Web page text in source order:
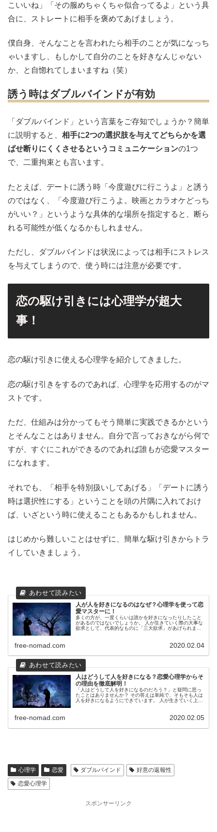
こいいね」「その服めちゃくちゃ似合ってるよ」という具
合に、ストレートに相手を褒めてあげましょう。
僕自身、そんなことを言われたら相手のことが気になっち
ゃいますし、もしかして自分のことを好きなんじゃない
か、と自惚れてしまいますね（笑）
誘う時はダブルバインドが有効
「ダブルバインド」という言葉をご存知でしょうか？簡単
に説明すると、 相手に2つの選択肢を与えてどちらかを選
ばせ断りにくくさせるというコミュニケーションの1つ
で、二重拘束とも言います。
たとえば、デートに誘う時「今度遊びに行こうよ」と誘う
のではなく、「今度遊び行こうよ。映画とカラオケどっち
がいい？」というような具体的な場所を指定すると、断ら
れる可能性が低くなるかもしれません。
ただし、ダブルバインドは状況によっては相手にストレス
を与えてしまうので、使う時には注意が必要です。
恋の駆け引きには心理学が超大
事！
恋の駆け引きに使える心理学を紹介してきました。
恋の駆け引きをするのであれば、心理学を応用するのがマ
ストです。
ただ、仕組みは分かってもそう簡単に実践できるかという
とそんなことはありません。自分で言っておきながら何で
すが、すぐにこれができるのであれば誰もが恋愛マスター
になれます。
それでも、「相手を特別扱いしてあげる」「デートに誘う
時は選択性にする」ということを頭の片隅に入れておけ
ば、いざという時に使えることもあるかもしれません。
はじめから難しいことはせずに、簡単な駆け引きからトラ
イしていきましょう。
人が人を好きになるのはなぜ？心理学を使って恋
愛マスターに！
多くの方が、一度くらいは誰かを好きになったりしたこと
があるのではないでしょうか。 人が生きていく際の大事な
欲求として、代表的なものに「三大欲求」があげられま
free-nomad.com 2020.02.04
人はどうして人を好きになる？恋愛心理学からそ
の理由を徹底解明！
「人はどうして人を好きになるのだろう？」と疑問に思っ
たことはありませんか？ その答えは単純で、そもそも人は
人を好きになるようにできています。 人が生きていく上で
free-nomad.com 2020.02.05
心理学 恋愛 ダブルバインド
好意の返報性
恋愛心理学
スポンサーリンク